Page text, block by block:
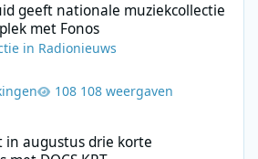
geeft nationale muziekcollectie
met Fonos
in Radionieuws
108 weergaven
in augustus drie korte